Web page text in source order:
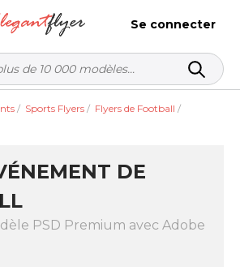
Se connecter
/ Sports Flyers / Flyers de Football /
DE
PSD Premium avec Adobe